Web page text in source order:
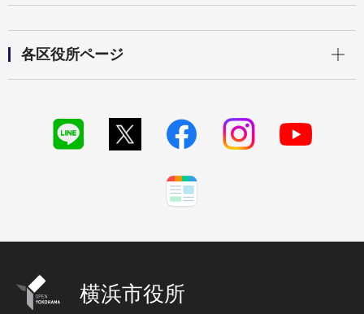
各区役所ページ
横浜市役所